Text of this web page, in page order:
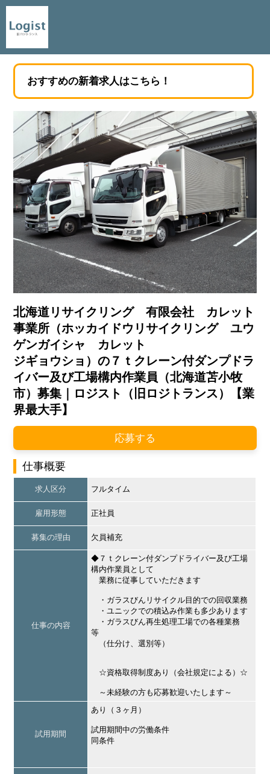
おすすめの新着求人はこちら！
北海道リサイクリング 有限会社 カレット
事業所（ホッカイドウリサイクリング ユウ
ゲンガイシャ カレット
ジギョウショ）の７ｔクレーン付ダンプドラ
イバー及び工場構内作業員（北海道苫小牧
市）募集｜ロジスト（旧ロジトランス）【業
界最大手】
応募する
仕事概要
求人区分 フルタイム
雇用形態 正社員
募集の理由 欠員補充
仕事の内容
◆７ｔクレーン付ダンプドライバー及び工場
構内作業員として
業務に従事していただきます
・ガラスびんリサイクル目的での回収業務
・ユニックでの積込み作業も多少あります
・ガラスびん再生処理工場での各種業務
等
（仕分け、選別等）
☆資格取得制度あり（会社規定による）☆
～未経験の方も応募歓迎いたします～
試用期間
あり（３ヶ月）
試用期間中の労働条件
同条件